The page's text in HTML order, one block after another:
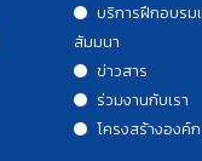
บริการฝึกอบรม
สัมมนา
ข่าวสาร
ร่วมงานกับเรา
โครงสร้างองค์